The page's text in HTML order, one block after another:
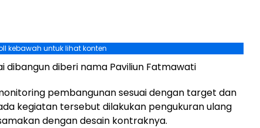
kebawah untuk lihat konten
dibangun diberi nama Paviliun Fatmawati
pembangunan sesuai dengan target dan
kegiatan tersebut dilakukan pengukuran ulang
dengan desain kontraknya.